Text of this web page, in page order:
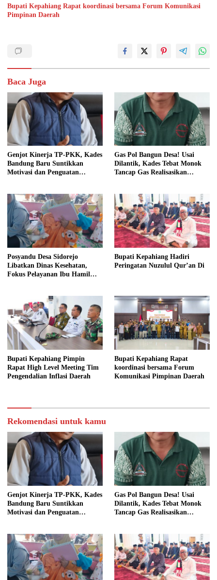
Bupati Kepahiang Rapat koordinasi bersama Forum Komunikasi
Pimpinan Daerah
Baca Juga
Genjot Kinerja TP-PKK, Kades
Bandung Baru Suntikkan
Motivasi dan Penguatan
Gas Pol Bangun Desa! Usai
Dilantik, Kades Tebat Monok
Tancap Gas Realisasikan
Posyandu Desa Sidorejo
Libatkan Dinas Kesehatan,
Fokus Pelayanan Ibu Hamil
Bupati Kepahiang Hadiri
Peringatan Nuzulul Qur’an Di
Bupati Kepahiang Pimpin
Rapat High Level Meeting Tim
Pengendalian Inflasi Daerah
Bupati Kepahiang Rapat
koordinasi bersama Forum
Komunikasi Pimpinan Daerah
Rekomendasi untuk kamu
Genjot Kinerja TP-PKK, Kades
Bandung Baru Suntikkan
Motivasi dan Penguatan
Gas Pol Bangun Desa! Usai
Dilantik, Kades Tebat Monok
Tancap Gas Realisasikan